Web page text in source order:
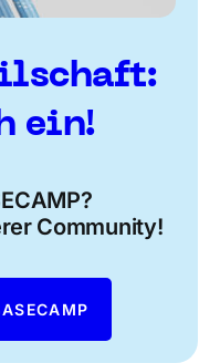
ein!
Community!